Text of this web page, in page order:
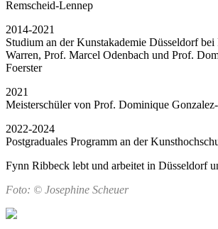
Remscheid-Lennep
2014-2021
Studium an der Kunstakademie Düsseldorf bei
Warren, Prof. Marcel Odenbach und Prof.
Foerster
2021
Meisterschüler von Prof. Dominique
2022-2024
Postgraduales Programm an der
Fynn Ribbeck lebt und arbeitet in Düsseldorf
Foto: © Josephine Scheuer